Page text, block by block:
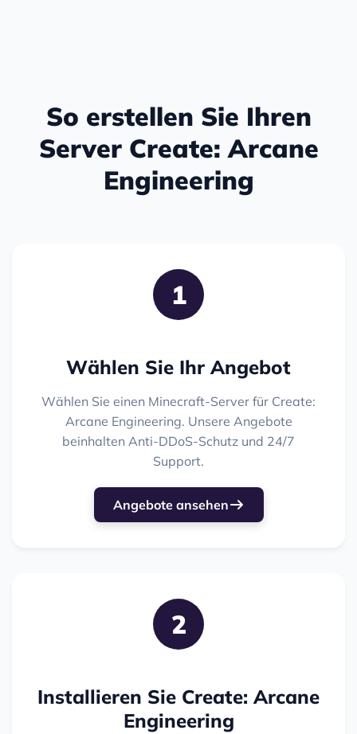
So erstellen Sie Ihren
Server Create: Arcane
Engineering
1
Wählen Sie Ihr Angebot
Wählen Sie einen Minecraft-Server für Create:
Arcane Engineering. Unsere Angebote
beinhalten Anti-DDoS-Schutz und 24/7
Support.
Angebote ansehen
2
Installieren Sie Create: Arcane
Engineering